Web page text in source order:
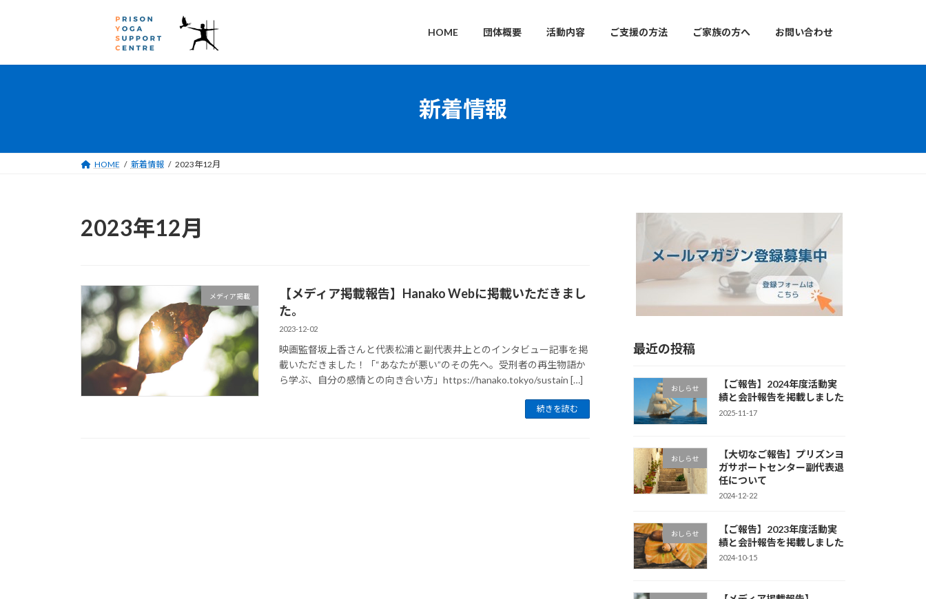
プ
動
HOME 団体概要 活動内容 ご支援の方法 ご家族の方へ お問い合わせ
新着情報
HOME 新着情報 2023年12月
2023年12月
メディア掲載
【メディア掲載報告】Hanako Webに掲載いただきまし
た。
2023-12-02
映画監督坂上香さんと代表松浦と副代表井上とのインタビュー記事を掲
載いただきました！「“あなたが悪い”のその先へ。受刑者の再生物語か
ら学ぶ、自分の感情との向き合い方」https://hanako.tokyo/sustain […]
続きを読む
最近の投稿
おしらせ
【ご報告】2024年度活動実
績と会計報告を掲載しました
2025-11-17
おしらせ
【大切なご報告】プリズンヨ
ガサポートセンター副代表退
任について
2024-12-22
おしらせ
【ご報告】2023年度活動実
績と会計報告を掲載しました
2024-10-15